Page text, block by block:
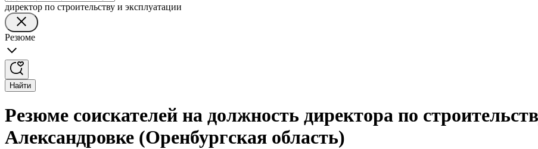
директор по строительству и эксплуатации
Резюме
Найти
Резюме соискателей на должность директора по
Александровке (Оренбургская область)